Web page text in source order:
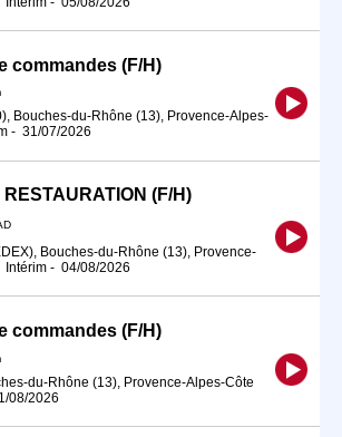
commandes (F/H)
Bouches-du-Rhône (13), Provence-Alpes-
- 31/07/2026
RESTAURATION (F/H)
Bouches-du-Rhône (13), Provence-
Intérim - 04/08/2026
commandes (F/H)
du-Rhône (13), Provence-Alpes-Côte
08/2026